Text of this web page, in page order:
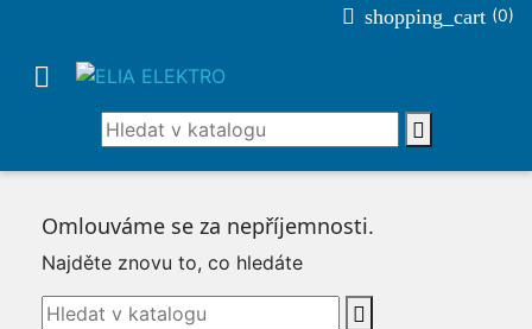
 shopping_cart (0)


Omlouváme se za nepříjemnosti.
Najděte znovu to, co hledáte
